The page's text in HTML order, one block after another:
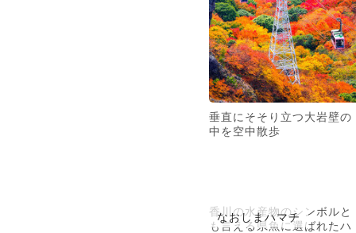
垂直にそそり立つ大岩壁の
中を空中散歩
なおしまハマチ
香川の水産物のシンボルと
も言える県魚に選ばれたハ